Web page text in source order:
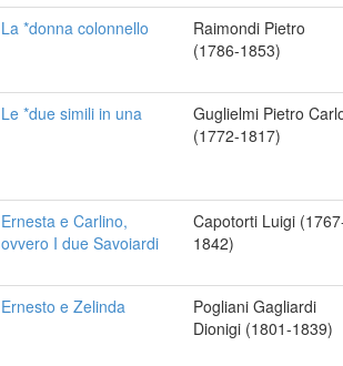
La *donna colonnello
Raimondi Pietro
(1786-1853)
Le *due simili in una
Guglielmi Pietro
(1772-1817)
Ernesta e Carlino,
ovvero I due Savoiardi
Capotorti Luigi
1842)
Ernesto e Zelinda
Pogliani Gagliardi
Dionigi (1801-1839)